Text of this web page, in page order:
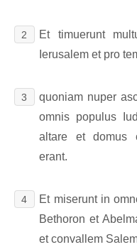
2
Et timuerunt
Ierusalem et pro
3
quoniam nuper
omnis populus
altare et domus
erant.
4
Et miserunt in
Bethoron et
et convallem